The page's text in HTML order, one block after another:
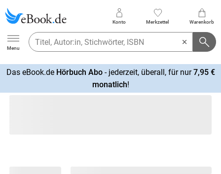
Ebook.de
Menu
Konto Merkzettel Warenkorb
Das eBook.de Hörbuch Abo- jederzeit, überall, für nur7,95 €
monatlich!